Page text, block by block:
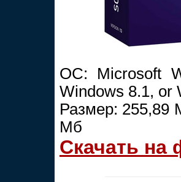
ОС: Microsoft
Windows 8.1, or
Размер: 255,89
Мб
Скачать на